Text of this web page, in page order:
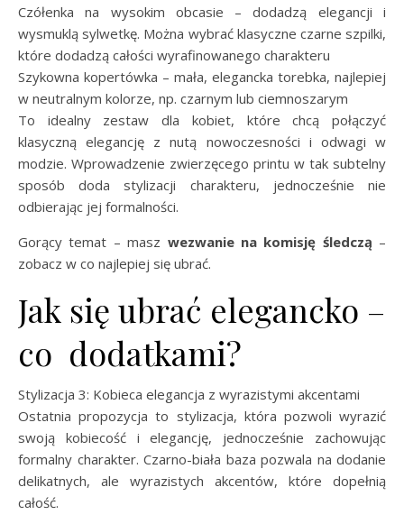
Czółenka na wysokim obcasie – dodadzą elegancji i
wysmuklą sylwetkę. Można wybrać klasyczne czarne szpilki,
które dodadzą całości wyrafinowanego charakteru
Szykowna kopertówka – mała, elegancka torebka, najlepiej
w neutralnym kolorze, np. czarnym lub ciemnoszarym
To idealny zestaw dla kobiet, które chcą połączyć
klasyczną elegancję z nutą nowoczesności i odwagi w
modzie. Wprowadzenie zwierzęcego printu w tak subtelny
sposób doda stylizacji charakteru, jednocześnie nie
odbierając jej formalności.
Gorący temat – masz wezwanie na komisję śledczą –
zobacz w co najlepiej się ubrać.
Jak się ubrać elegancko –
co dodatkami?
Stylizacja 3: Kobieca elegancja z wyrazistymi akcentami
Ostatnia propozycja to stylizacja, która pozwoli wyrazić
swoją kobiecość i elegancję, jednocześnie zachowując
formalny charakter. Czarno-biała baza pozwala na dodanie
delikatnych, ale wyrazistych akcentów, które dopełnią
całość.